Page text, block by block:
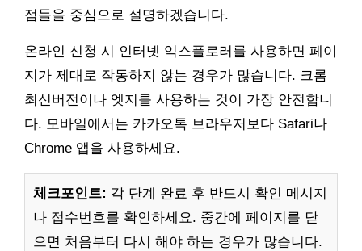
점들을 중심으로 설명하겠습니다.
온라인 신청 시 인터넷 익스플로러를 사용하면 페이
지가 제대로 작동하지 않는 경우가 많습니다. 크롬
최신버전이나 엣지를 사용하는 것이 가장 안전합니
다. 모바일에서는 카카오톡 브라우저보다 Safari나
Chrome 앱을 사용하세요.
체크포인트: 각 단계 완료 후 반드시 확인 메시지
나 접수번호를 확인하세요. 중간에 페이지를 닫
으면 처음부터 다시 해야 하는 경우가 많습니다.